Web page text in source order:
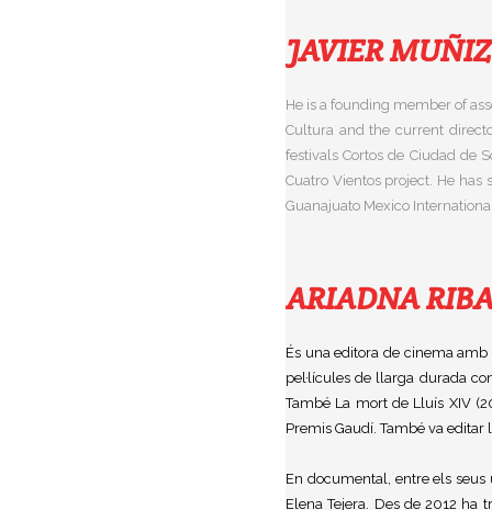
JAVIER MUÑIZ
He is a founding member of
Cultura and the current
festivals Cortos de Ciudad de
Cuatro Vientos project. He
Guanajuato Mexico
ARIADNA
És una editora de cinema
pel·lícules de llarga durada
També La mort de Lluís XIV
Premis Gaudí. També va editar
En documental, entre els
Elena Tejera. Des de 2012 ha